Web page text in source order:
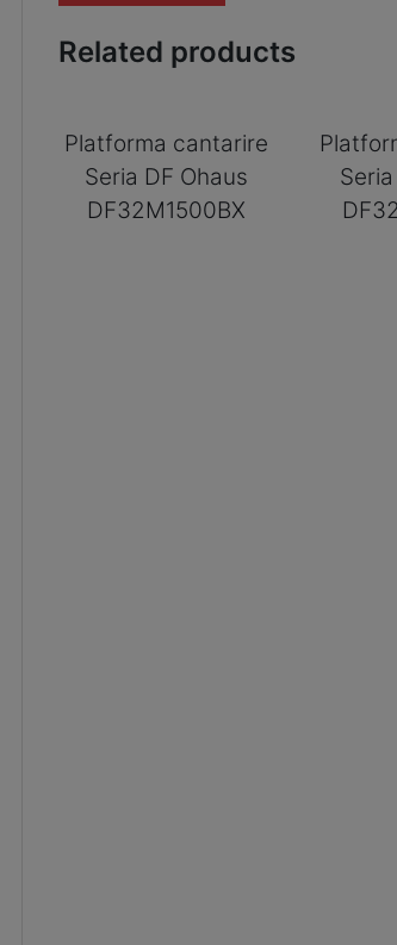
Related products
Platforma cantarire
Seria DF Ohaus
DF32M1500BX